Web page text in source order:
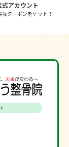
式アカウント
クーポンをゲット！